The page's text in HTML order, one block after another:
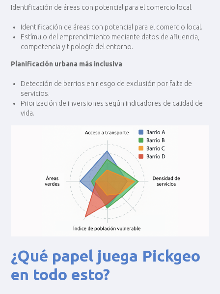
Identificación de áreas con potencial para el comercio local.
Identificación de áreas con potencial para el comercio local.
Estímulo del emprendimiento mediante datos de afluencia,
competencia y tipología del entorno.
Planificación urbana más inclusiva
Detección de barrios en riesgo de exclusión por falta de
servicios.
Priorización de inversiones según indicadores de calidad de
vida.
¿Qué papel juega Pickgeo
en todo esto?